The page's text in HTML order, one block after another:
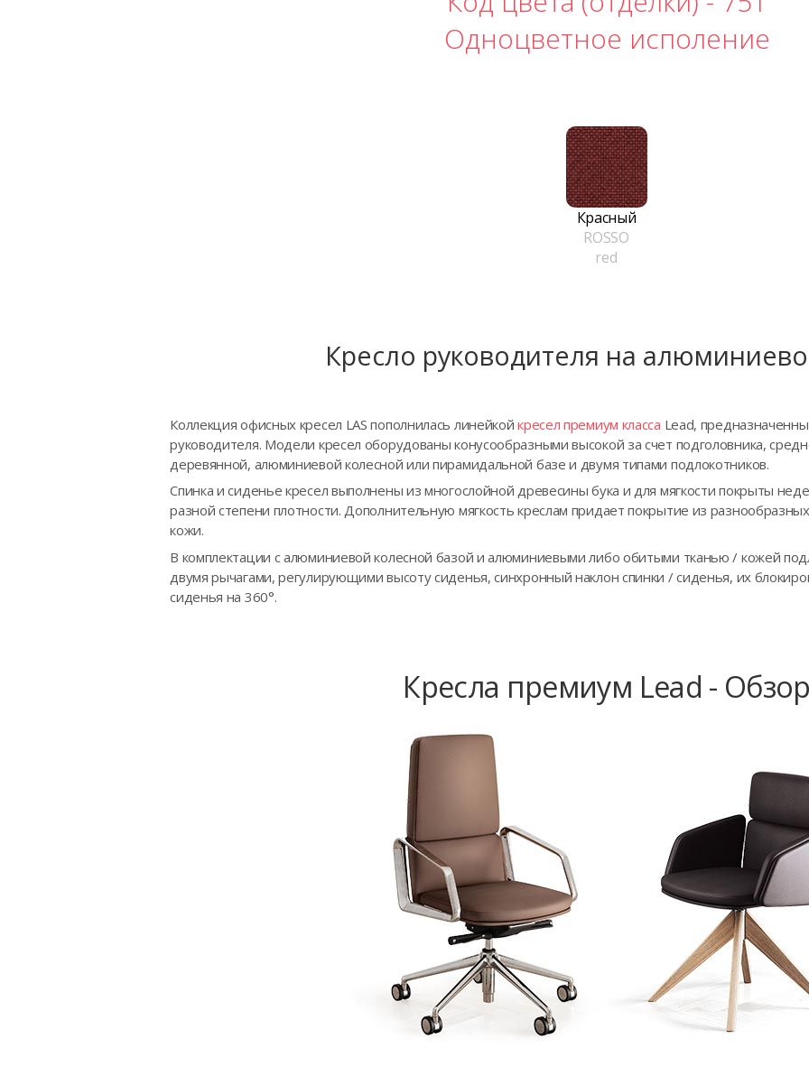
Одноцветное исполение
Красный
ROSSO
red
Кресло руководителя на
Коллекция офисных кресел LAS пополнилась линейкойкресел премиум класса Lead,
руководителя. Модели кресел оборудованы конусообразными высокой за счет подголовника,
деревянной, алюминиевой колесной или пирамидальной базе и двумя типами подлокотников.
Спинка и сиденье кресел выполнены из многослойной древесины бука и для мягкости покрыты
разной степени плотности. Дополнительную мягкость креслам придает покрытие из
кожи.
В комплектации с алюминиевой колесной базой и алюминиевыми либо обитыми тканью / кожей
двумя рычагами, регулирующими высоту сиденья, синхронный наклон спинки / сиденья, их
сиденья на 360°.
Кресла премиум Lead -